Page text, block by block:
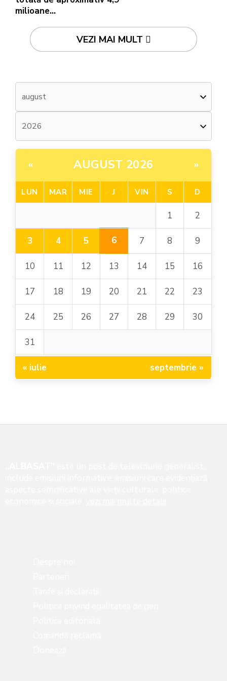
milioane...
VEZI MAI MULT
« AUGUST 2026 »
LUN MAR MIE J VIN S D
1 2
3 4 5 6 7 8 9
10 11 12 13 14 15 16
17 18 19 20 21 22 23
24 25 26 27 28 29 30
31
« iulie septembrie »